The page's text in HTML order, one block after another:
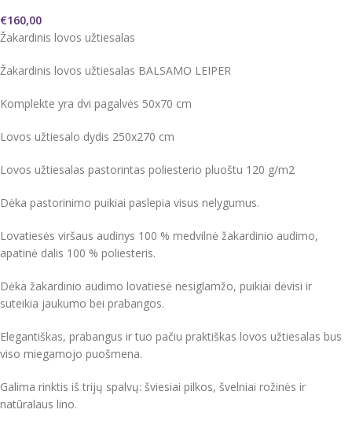
€160,00
Žakardinis lovos užtiesalas
Žakardinis lovos užtiesalas BALSAMO LEIPER
Komplekte yra dvi pagalvės 50x70 cm
Lovos užtiesalo dydis 250x270 cm
Lovos užtiesalas pastorintas poliesterio pluoštu 120 g/m2
Dėka pastorinimo puikiai paslepia visus nelygumus.
Lovatiesės viršaus audinys 100 % medvilnė žakardinio audimo,
apatinė dalis 100 % poliesteris.
Dėka žakardinio audimo lovatiesė nesiglamžo, puikiai dėvisi ir
suteikia jaukumo bei prabangos.
Elegantiškas, prabangus ir tuo pačiu praktiškas lovos užtiesalas bus
viso miegamojo puošmena.
Galima rinktis iš trijų spalvų: šviesiai pilkos, švelniai rožinės ir
natūralaus lino.